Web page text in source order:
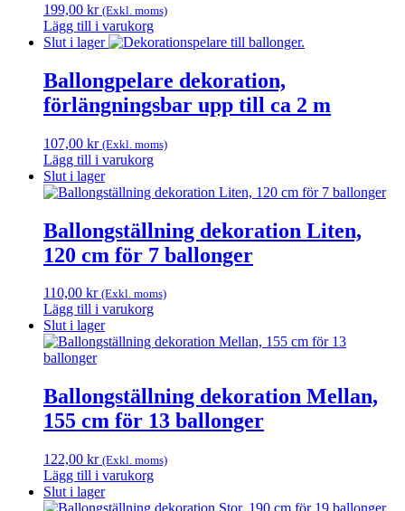
199,00 kr (Exkl. moms)
Lägg till i varukorg
Slut i lager
Ballongpelare dekoration,
förlängningsbar upp till ca 2 m
107,00 kr (Exkl. moms)
Lägg till i varukorg
Slut i lager
Ballongställning dekoration Liten,
120 cm för 7 ballonger
110,00 kr (Exkl. moms)
Lägg till i varukorg
Slut i lager
Ballongställning dekoration Mellan,
155 cm för 13 ballonger
122,00 kr (Exkl. moms)
Lägg till i varukorg
Slut i lager